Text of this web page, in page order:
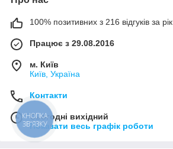
100% позитивних з 216 відгуків за рік
Працює з 29.08.2016
м. Київ
Київ, Україна
Контакти
Сьогодні вихідний
Показати весь графік роботи
КНОПКА
ЗВ'ЯЗКУ